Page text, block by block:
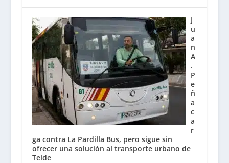
J
u
a
n
A
.
P
e
ñ
a
c
a
r
ga contra La Pardilla Bus, pero sigue sin
ofrecer una solución al transporte urbano de
Telde